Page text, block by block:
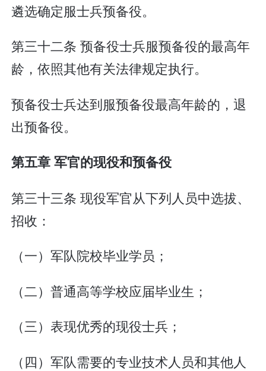
遴选确定服士兵预备役。
第三十二条 预备役士兵服预备役的最高年
龄，依照其他有关法律规定执行。
预备役士兵达到服预备役最高年龄的，退
出预备役。
第五章 军官的现役和预备役
第三十三条 现役军官从下列人员中选拔、
招收：
（一）军队院校毕业学员；
（二）普通高等学校应届毕业生；
（三）表现优秀的现役士兵；
（四）军队需要的专业技术人员和其他人